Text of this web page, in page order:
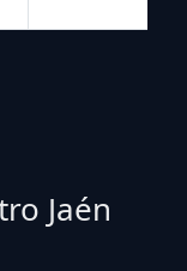
Jaén